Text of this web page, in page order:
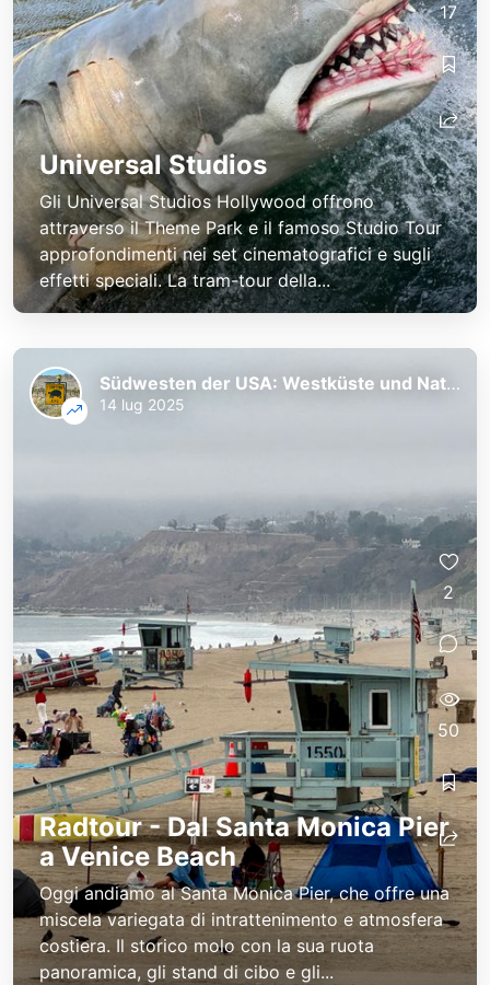
Universal Studios
Gli Universal Studios Hollywood offrono
attraverso il Theme Park e il famoso Studio Tour
approfondimenti nei set cinematografici e sugli
effetti speciali. La tram-tour della...
17
Radtour - Dal Santa Monica Pier
a Venice Beach
Oggi andiamo al Santa Monica Pier, che offre una
miscela variegata di intrattenimento e atmosfera
costiera. Il storico molo con la sua ruota
panoramica, gli stand di cibo e gli...
Südwesten der USA: Westküste und Nationalparks
14 lug 2025
2
50